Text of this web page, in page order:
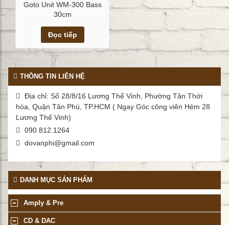
Xem chi tiết
Goto Unit WM-300 Bass
30cm
Đọc tiếp
THÔNG TIN LIÊN HỆ
Địa chỉ: Số 28/8/16 Lương Thế Vinh, Phường Tân Thới
hòa, Quận Tân Phú, TP.HCM ( Ngay Góc công viên Hẻm 28
Lương Thế Vinh)
090.812.1264
dovanphi@gmail.com
DANH MỤC SẢN PHẨM
Amply & Pre
CD & DAC